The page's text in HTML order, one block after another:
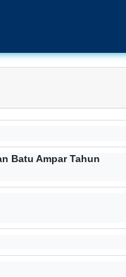
Batu Ampar Tahun